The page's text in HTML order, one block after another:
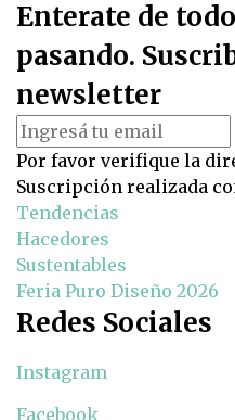
Enterate de
pasando.
newsletter
Por favor verifique la
Suscripción realizada
Tendencias
Hacedores
Sustentables
Feria Puro Diseño 2026
Redes Sociales
Instagram
Facebook